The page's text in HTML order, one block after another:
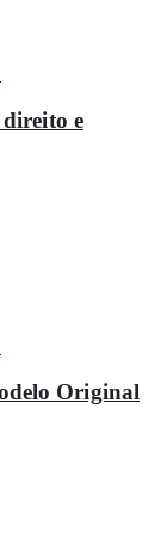
e
Original